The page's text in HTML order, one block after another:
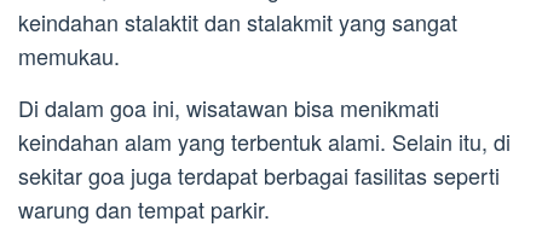
keindahan stalaktit dan stalakmit yang sangat
memukau.
Di dalam goa ini, wisatawan bisa menikmati
keindahan alam yang terbentuk alami. Selain itu, di
sekitar goa juga terdapat berbagai fasilitas seperti
warung dan tempat parkir.